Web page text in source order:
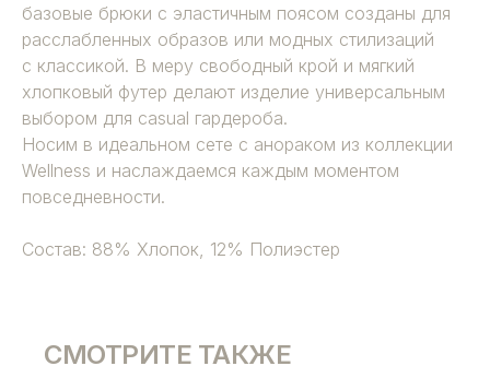
базовые брюки с эластичным поясом созданы для
расслабленных образов или модных стилизаций
с классикой. В меру свободный крой и мягкий
хлопковый футер делают изделие универсальным
выбором для casual гардероба.
Носим в идеальном сете с анораком из коллекции
Wellness и наслаждаемся каждым моментом
повседневности.
Состав: 88% Хлопок, 12% Полиэстер
СМОТРИТЕ ТАКЖЕ